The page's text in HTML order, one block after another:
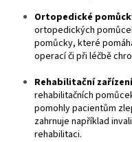
Ortopedické
ortopedických
pomůcky, které
operací či při léčbě
Rehabilitační
rehabilitačních
pomohly pacientům
zahrnuje například
rehabilitaci.